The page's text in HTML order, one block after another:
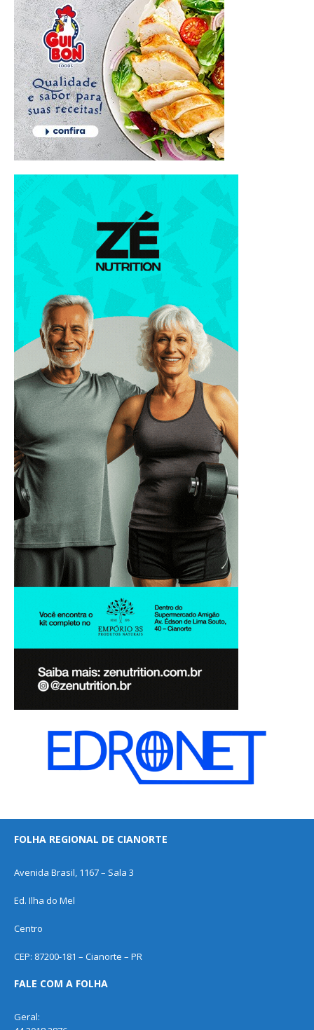
FOLHA REGIONAL DE CIANORTE
Avenida Brasil, 1167 – Sala 3
Ed. Ilha do Mel
Centro
CEP: 87200-181 – Cianorte – PR
FALE COM A FOLHA
Geral: